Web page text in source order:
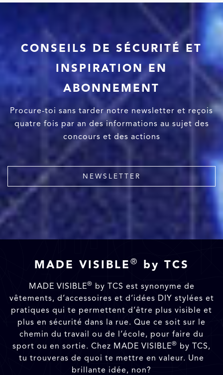
CONSEILS DE SÉCURITÉ ET
INSPIRATION EN
ABONNEMENT
Procure-toi sans tarder notre newsletter et reçois
quatre fois par an des informations au sujet des
concours et des actions
NEWSLETTER
MADE VISIBLE ® by TCS
MADE VISIBLE® by TCS est synonyme de
vêtements, d’accessoires et d’idées DIY stylées et
pratiques qui te permettent d’être plus visible et
plus en sécurité dans la rue. Que ce soit sur le
chemin du travail ou de l’école, pour faire du
sport ou en sortie. Chez MADE VISIBLE® by TCS,
tu trouveras de quoi te mettre en valeur. Une
brillante idée, non?